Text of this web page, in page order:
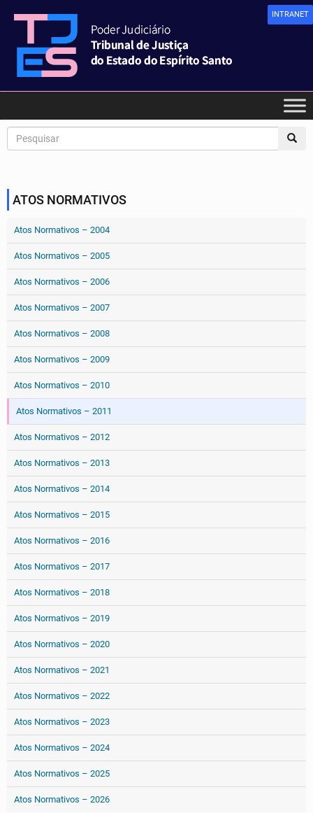
INTRANET
ATOS NORMATIVOS
Atos Normativos – 2004
Atos Normativos – 2005
Atos Normativos – 2006
Atos Normativos – 2007
Atos Normativos – 2008
Atos Normativos – 2009
Atos Normativos – 2010
Atos Normativos – 2011
Atos Normativos – 2012
Atos Normativos – 2013
Atos Normativos – 2014
Atos Normativos – 2015
Atos Normativos – 2016
Atos Normativos – 2017
Atos Normativos – 2018
Atos Normativos – 2019
Atos Normativos – 2020
Atos Normativos – 2021
Atos Normativos – 2022
Atos Normativos – 2023
Atos Normativos – 2024
Atos Normativos – 2025
Atos Normativos – 2026